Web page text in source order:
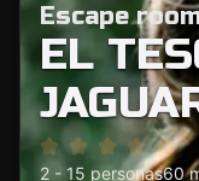
Escape
EL
2 - 15 personas60